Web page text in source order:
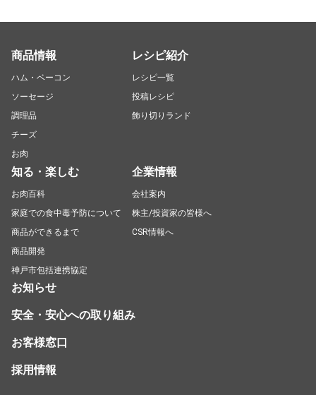
商品情報
ハム・ベーコン
ソーセージ
調理品
チーズ
お肉
レシピ紹介
レシピ一覧
投稿レシピ
飾り切りランド
知る・楽しむ
お肉百科
家庭での食中毒予防について
商品ができるまで
商品開発
神戸市包括連携協定
企業情報
会社案内
株主/投資家の皆様へ
CSR情報へ
お知らせ
安全・安心への取り組み
お客様窓口
採用情報